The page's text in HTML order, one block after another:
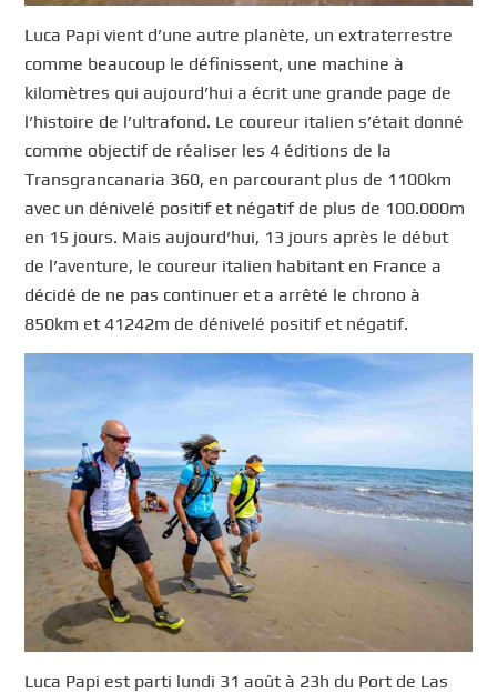
Luca Papi vient d’une autre planète, un extraterrestre
comme beaucoup le définissent, une machine à
kilomètres qui aujourd’hui a écrit une grande page de
l’histoire de l’ultrafond. Le coureur italien s’était donné
comme objectif de réaliser les 4 éditions de la
Transgrancanaria 360, en parcourant plus de 1100km
avec un dénivelé positif et négatif de plus de 100.000m
en 15 jours. Mais aujourd’hui, 13 jours après le début
de l’aventure, le coureur italien habitant en France a
décidé de ne pas continuer et a arrêté le chrono à
850km et 41242m de dénivelé positif et négatif.
Luca Papi est parti lundi 31 août à 23h du Port de Las